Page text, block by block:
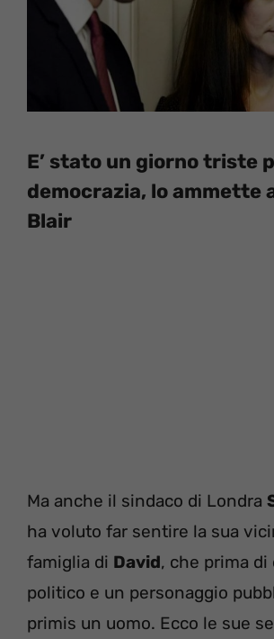
E’ stato un giorno triste
democrazia, lo ammette
Blair
Ma anche il sindaco di Londra
ha voluto far sentire la sua
famiglia di David, che prima di
politico e un personaggio
primis un uomo. Ecco le sue